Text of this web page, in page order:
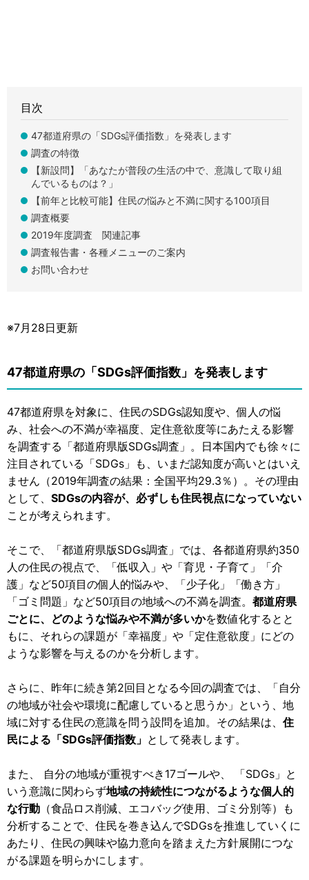
目次
47都道府県の「SDGs評価指数」を発表します
調査の特徴
【新設問】「あなたが普段の生活の中で、意識して取り組
んでいるものは？」
【前年と比較可能】住民の悩みと不満に関する100項目
調査概要
2019年度調査 関連記事
調査報告書・各種メニューのご案内
お問い合わせ
※7月28日更新
47都道府県の「SDGs評価指数」を発表します
47都道府県を対象に、住民のSDGs認知度や、個人の悩
み、社会への不満が幸福度、定住意欲度等にあたえる影響
を調査する「都道府県版SDGs調査」。日本国内でも徐々に
注目されている「SDGs」も、いまだ認知度が高いとはいえ
ません（2019年調査の結果：全国平均29.3％）。その理由
として、 SDGsの内容が、必ずしも住民視点になっていない
ことが考えられます。
そこで、「都道府県版SDGs調査」では、各都道府県約350
人の住民の視点で、「低収入」や「育児・子育て」「介
護」など50項目の個人的悩みや、「少子化」「働き方」
「ゴミ問題」など50項目の地域への不満を調査。 都道府県
ごとに、どのような悩みや不満が多いかを数値化するとと
もに、それらの課題が「幸福度」や「定住意欲度」にどの
ような影響を与えるのかを分析します。
さらに、昨年に続き第2回目となる今回の調査では、「自分
の地域が社会や環境に配慮していると思うか」という、地
域に対する住民の意識を問う設問を追加。その結果は、 住
民による「SDGs評価指数」 として発表します。
また、 自分の地域が重視すべき17ゴールや、 「SDGs」と
いう意識に関わらず地域の持続性につながるような個人的
な行動 （食品ロス削減、エコバッグ使用、ゴミ分別等）も
分析することで、住民を巻き込んでSDGsを推進していくに
あたり、住民の興味や協力意向を踏まえた方針展開につな
がる課題を明らかにします。